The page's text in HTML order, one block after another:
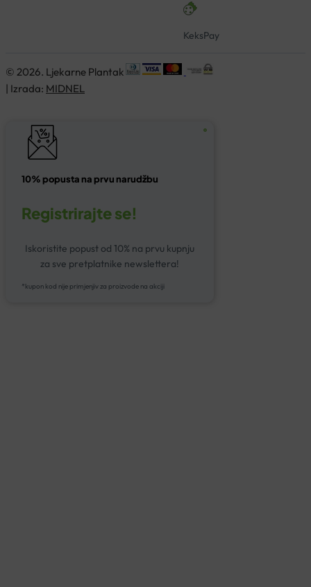
KeksPay
© 2026. Ljekarne Plantak
| Izrada: MIDNEL
10% popusta na prvu narudžbu
Registrirajte se!
Iskoristite popust od 10% na prvu kupnju
za sve pretplatnike newslettera!
*kupon kod nije primjenjiv za proizvode na akciji